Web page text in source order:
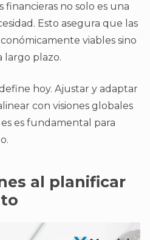
financieras no solo es una
Esto asegura que las
viables sino
largo plazo.
hoy. Ajustar y adaptar
con visiones globales
es fundamental para
al planificar